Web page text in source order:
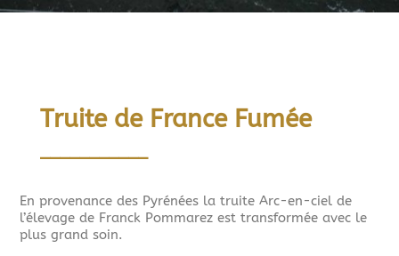
Truite de France Fumée
___________
En provenance des Pyrénées la truite Arc-en-ciel de
l’élevage de Franck Pommarez est transformée avec le
plus grand soin.